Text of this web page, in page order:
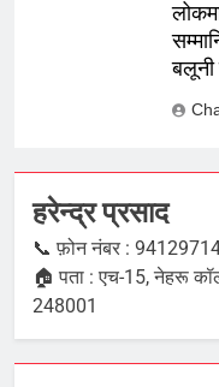
बलूनी
हरेन्द्र प्रसाद
📞 फ़ोन नंबर :
🏠 पता : एच-15, नेहरू
248001